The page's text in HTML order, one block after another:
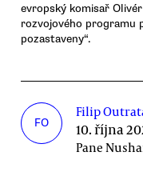
evropský komisař
rozvojového programu
pozastaveny“.
FO
Filip
10. října
Pane